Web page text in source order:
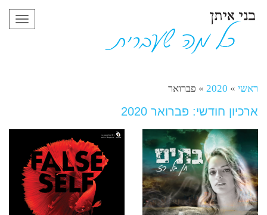
ראשי »
2020
» פברואר
ארכיון חודשי: פברואר 2020